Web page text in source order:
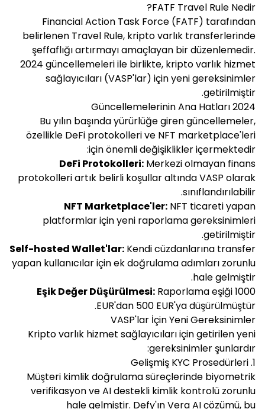
FATF Travel Rule Nedir?
Financial Action Task Force (FATF) tarafından
belirlenen Travel Rule, kripto varlık transferlerinde
şeffaflığı artırmayı amaçlayan bir düzenlemedir.
2024 güncellemeleri ile birlikte, kripto varlık hizmet
sağlayıcıları (VASP'lar) için yeni gereksinimler
getirilmiştir.
2024 Güncellemelerinin Ana Hatları
Bu yılın başında yürürlüğe giren güncellemeler,
özellikle DeFi protokolleri ve NFT marketplace'leri
için önemli değişiklikler içermektedir:
DeFi Protokolleri: Merkezi olmayan finans
protokolleri artık belirli koşullar altında VASP olarak
sınıflandırılabilir.
NFT Marketplace'ler: NFT ticareti yapan
platformlar için yeni raporlama gereksinimleri
getirilmiştir.
Self-hosted Wallet'lar: Kendi cüzdanlarına transfer
yapan kullanıcılar için ek doğrulama adımları zorunlu
hale gelmiştir.
Eşik Değer Düşürülmesi: Raporlama eşiği 1000
EUR'dan 500 EUR'ya düşürülmüştür.
VASP'lar İçin Yeni Gereksinimler
Kripto varlık hizmet sağlayıcıları için getirilen yeni
gereksinimler şunlardır:
1. Gelişmiş KYC Prosedürleri
Müşteri kimlik doğrulama süreçlerinde biyometrik
verifikasyon ve AI destekli kimlik kontrolü zorunlu
hale gelmiştir. Defy'ın Vera AI çözümü, bu